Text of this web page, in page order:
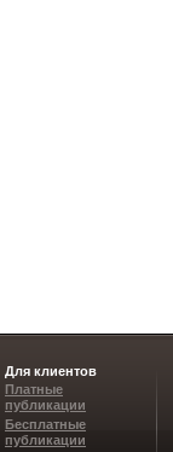
Для клиентов
Платные
публикации
Бесплатные
публикации